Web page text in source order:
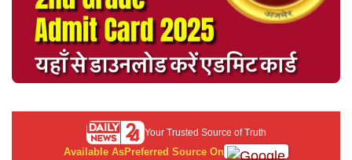
Your Trusted Source of Truth
Available AsPreferred Source On